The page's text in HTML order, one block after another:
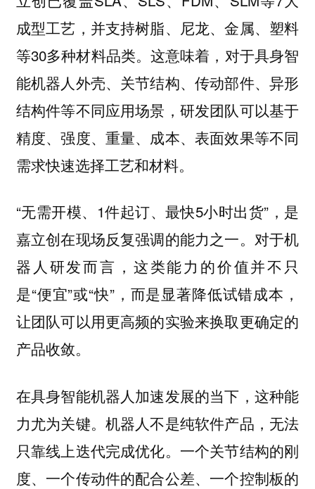
成型工艺，并支持树脂、尼龙、金属、塑料
等30多种材料品类。这意味着，对于具身智
能机器人外壳、关节结构、传动部件、异形
结构件等不同应用场景，研发团队可以基于
精度、强度、重量、成本、表面效果等不同
需求快速选择工艺和材料。
“无需开模、1件起订、最快5小时出货”，是
嘉立创在现场反复强调的能力之一。对于机
器人研发而言，这类能力的价值并不只
是“便宜”或“快”，而是显著降低试错成本，
让团队可以用更高频的实验来换取更确定的
产品收敛。
在具身智能机器人加速发展的当下，这种能
力尤为关键。机器人不是纯软件产品，无法
只靠线上迭代完成优化。一个关节结构的刚
度、一个传动件的配合公差、一个控制板的